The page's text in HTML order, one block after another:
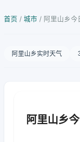
首页 / 城市 / 阿里山乡今
阿里山乡实时天气
阿里山乡